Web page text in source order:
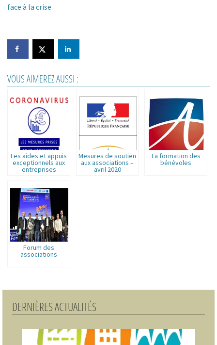
face à la crise
VOUS AIMEREZ AUSSI :
Les aides et appuis
exceptionnels aux
entreprises
employeuses et à
leurs salariés.
Mesures de soutien
aux associations –
avril 2020
La formation des
bénévoles
Forum des
associations
DERNIÈRES ACTUALITÉS